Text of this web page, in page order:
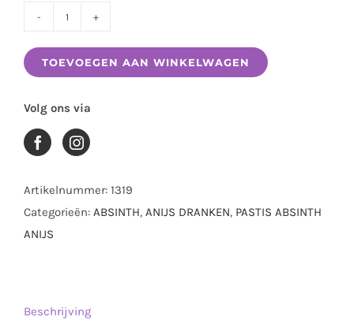
GREEN
TREE
0.70
LTR
aantal
TOEVOEGEN AAN WINKELWAGEN
Volg ons via
Artikelnummer: 1319
Categorieën: ABSINTH, ANIJS DRANKEN, PASTIS ABSINTH
ANIJS
Beschrijving